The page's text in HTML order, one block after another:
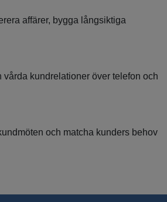
affärer, bygga långsiktiga
kundrelationer över telefon och
och matcha kunders behov